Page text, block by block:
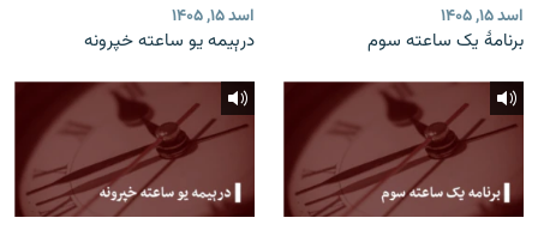
اسد ۱۵, ۱۴۰۵
برنامۀ یک ساعته سوم
اسد ۱۵, ۱۴۰۵
درېیمه یو ساعته خپرونه